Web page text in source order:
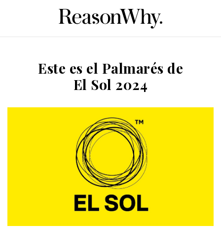
Este es el Palmarés de
El Sol 2024